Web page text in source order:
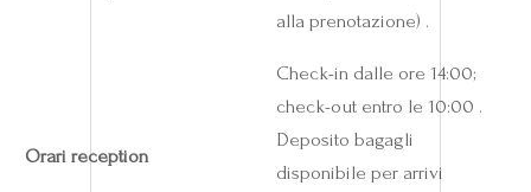
alla prenotazione) .
Orari reception
Check-in dalle ore 14:00;
check-out entro le 10:00 .
Deposito bagagli
disponibile per arrivi